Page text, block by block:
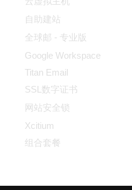
自助建站
全球邮 - 专业版
Google Workspace
Titan Email
SSL数字证书
网站安全锁
Xcitium
组合套餐